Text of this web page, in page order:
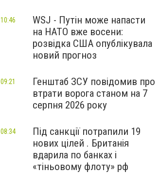
WSJ - Путін може напасти
на НАТО вже восени:
розвідка США опублікувала
новий прогноз
10:46
Генштаб ЗСУ повідомив про
втрати ворога станом на 7
серпня 2026 року
09:21
Під санкції потрапили 19
нових цілей . Британія
вдарила по банках і
«тіньовому флоту» рф
08:34